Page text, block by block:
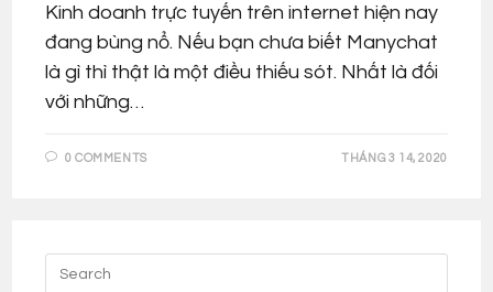
Kinh doanh trực tuyến trên internet hiện nay
đang bùng nổ. Nếu bạn chưa biết Manychat
là gì thì thật là một điều thiếu sót. Nhất là đối
với những…
0 COMMENTS THÁNG 3 14, 2020